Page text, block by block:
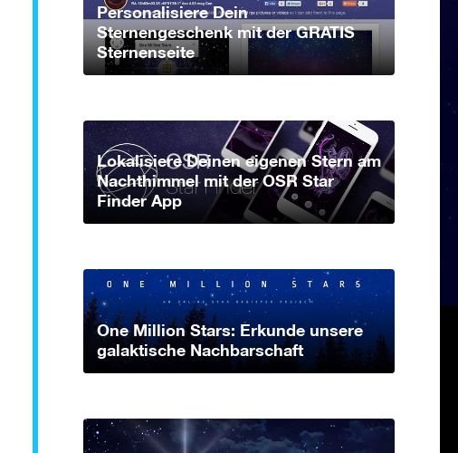
Personalisiere Dein
Sternengeschenk mit der GRATIS
Sternenseite
Lokalisiere Deinen eigenen Stern am
Nachthimmel mit der OSR Star
Finder App
One Million Stars: Erkunde unsere
galaktische Nachbarschaft